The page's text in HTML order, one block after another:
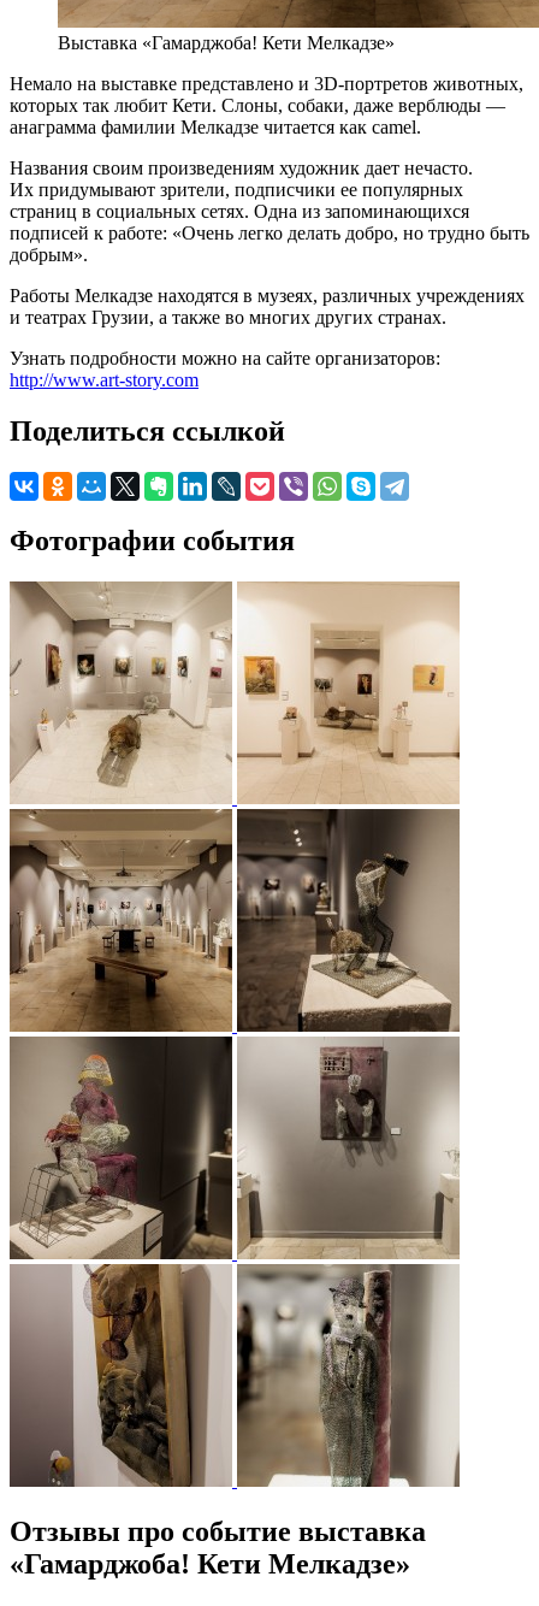
Выставка «Гамарджоба! Кети Мелкадзе»
Немало на выставке представлено и 3D-портретов животных,
которых так любит Кети. Слоны, собаки, даже верблюды —
анаграмма фамилии Мелкадзе читается как camel.
Названия своим произведениям художник дает нечасто.
Их придумывают зрители, подписчики ее популярных
страниц в социальных сетях. Одна из запоминающихся
подписей к работе: «Очень легко делать добро, но трудно быть
добрым».
Работы Мелкадзе находятся в музеях, различных учреждениях
и театрах Грузии, а также во многих других странах.
Узнать подробности можно на сайте организаторов:
http://www.art-story.com
Поделиться ссылкой
Фотографии события
Отзывы про событие выставка
«Гамарджоба! Кети Мелкадзе»